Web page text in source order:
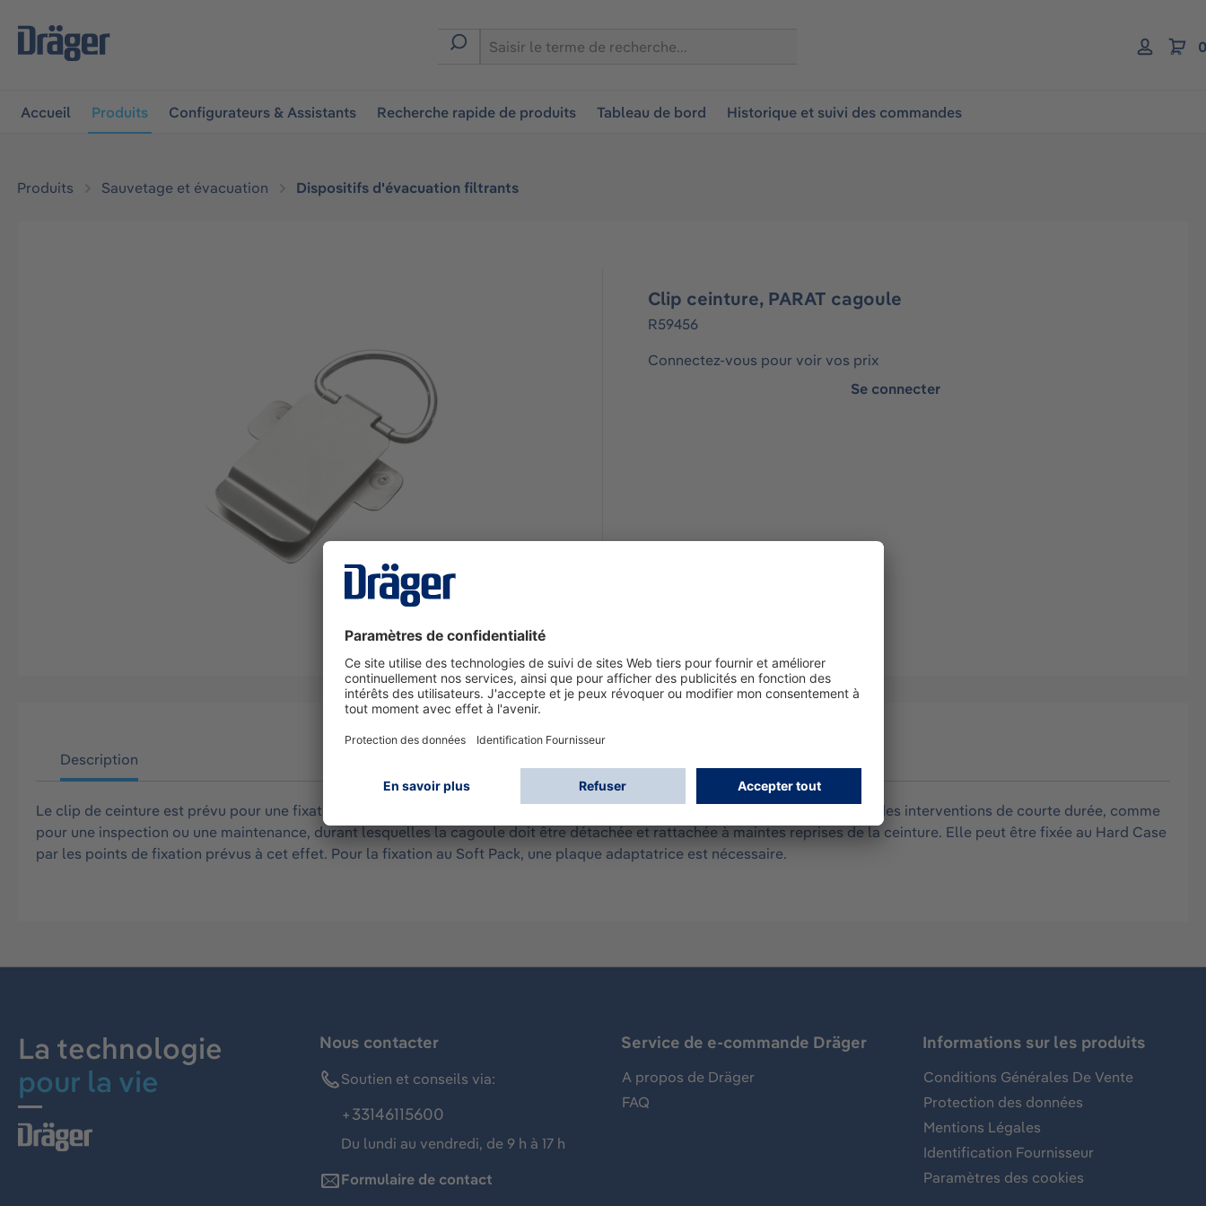
à la navigation principale
Accueil Produits Configurateurs & Assistants Recherche rapide de produits Tableau de bord Historique et suivi des commandes
Produits Sauvetage et évacuation Dispositifs d'évacuation filtrants
Clip ceinture, PARAT cagoule
R59456
Connectez-vous pour voir vos prix
Se connecter
Description
Le clip de ceinture est prévu pour une fixation à la ceinture. Il est idéal lorsqu'on prend la cagoule d'évacuation avec soi pour des interventions de courte durée, comme
pour une inspection ou une maintenance, durant lesquelles la cagoule doit être détachée et rattachée à maintes reprises de la ceinture. Elle peut être fixée au Hard Case
par les points de fixation prévus à cet effet. Pour la fixation au Soft Pack, une plaque adaptatrice est nécessaire.
La technologie
pour la vie
Nous contacter
Soutien et conseils via:
+33146115600
Du lundi au vendredi, de 9 h à 17 h
Formulaire de contact
Service de e-commande Dräger
A propos de Dräger
FAQ
Informations sur les produits
Conditions Générales De Vente
Protection des données
Mentions Légales
Identification Fournisseur
Paramètres des cookies